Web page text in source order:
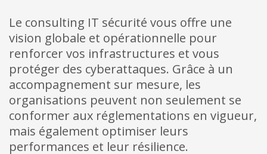
Le consulting IT sécurité vous offre une
vision globale et opérationnelle pour
renforcer vos infrastructures et vous
protéger des cyberattaques. Grâce à un
accompagnement sur mesure, les
organisations peuvent non seulement se
conformer aux réglementations en vigueur,
mais également optimiser leurs
performances et leur résilience.